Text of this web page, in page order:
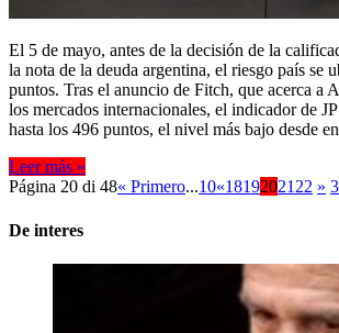
El 5 de mayo, antes de la decisión de la
la nota de la deuda argentina, el riesgo país se
puntos. Tras el anuncio de Fitch, que acerca a
los mercados internacionales, el indicador de
hasta los 496 puntos, el nivel más bajo desde
Leer más »
Página 20 di 48« Primero...10«1819202122 »
De interes